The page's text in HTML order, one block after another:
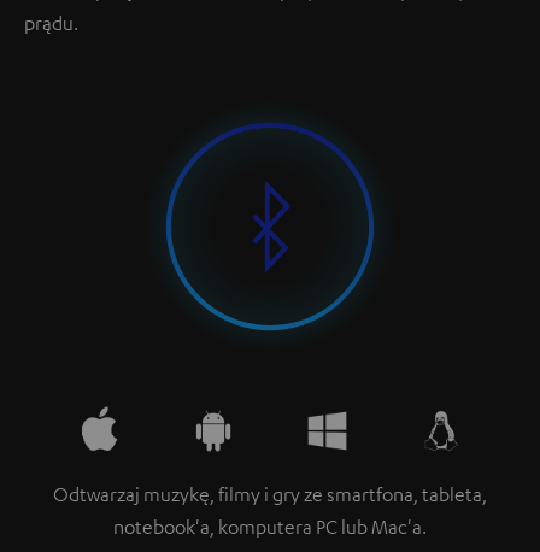
prądu.
Odtwarzaj muzykę, filmy i gry ze smartfona, tableta,
notebook'a, komputera PC lub Mac'a.